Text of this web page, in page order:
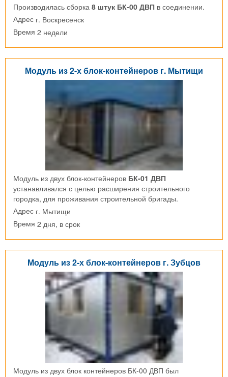
Производилась сборка 8 штук БК-00 ДВП в соединении.
Адрес г. Воскресенск
Время 2 недели
Модуль из 2-х блок-контейнеров г. Мытищи
Модуль из двух блок-контейнеров БК-01 ДВП
устанавливался с целью расширения строительного
городка, для проживания строительной бригады.
Адрес г. Мытищи
Время 2 дня, в срок
Модуль из 2-х блок-контейнеров г. Зубцов
Модуль из двух блок контейнеров БК-00 ДВП был